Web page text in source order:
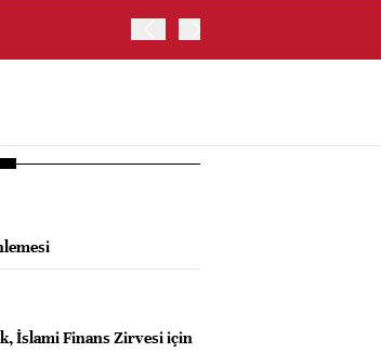
İslami Finans Zirvesi için